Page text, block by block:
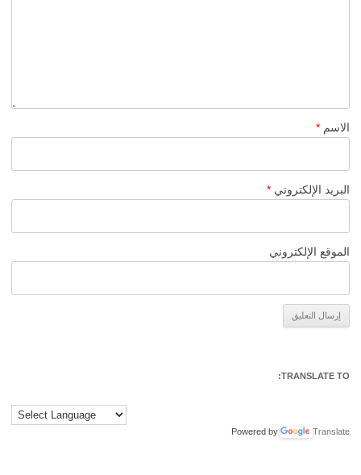
الاسم *
البريد الإلكتروني *
الموقع الإلكتروني
TRANSLATE TO:
Powered by Translate